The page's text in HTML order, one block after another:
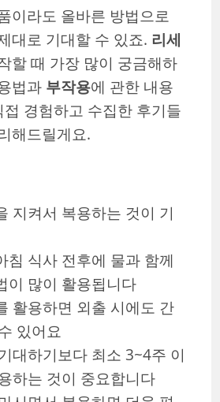
이라도 올바른 방법으로
대로 기대할 수 있죠. 리세
할 때 가장 많이 궁금해하
법과 부작용에 관한 내용
경험하고 수집한 후기들
해드릴게요.
지켜서 복용하는 것이 기
침 식사 전후에 물과 함께
이 많이 활용됩니다
활용하면 외출 시에도 간
있어요
대하기보다 최소 3~4주 이
하는 것이 중요합니다